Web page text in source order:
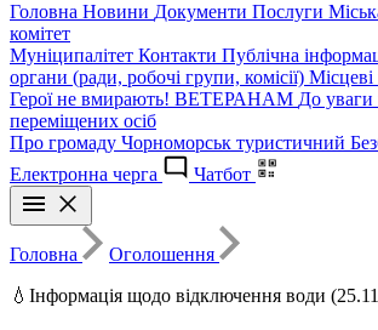
Головна Новини Документи Послуги
комітет
Муніципалітет Контакти Публічна
органи (ради, робочі групи, комісії)
Герої не вмирають! ВЕТЕРАНАМ До уваги
переміщених осіб
Про громаду Чорноморськ туристичний
Електронна черга
Чатбот
Головна
Оголошення
💧Інформація щодо відключення води